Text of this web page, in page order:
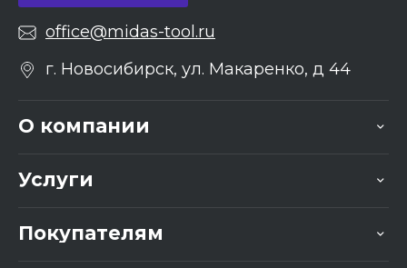
office@midas-tool.ru
г. Новосибирск, ул. Макаренко, д 44
О компании
Услуги
Покупателям